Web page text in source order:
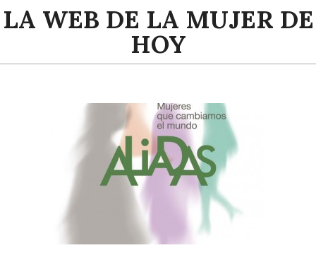
Saltar
alLA WEB DE LA MUJER DE
HOY